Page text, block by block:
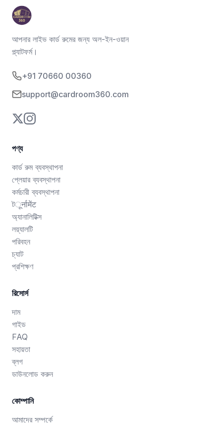
আপনার লাইভ কার্ড রুমের জন্য অল-ইন-ওয়ান
প্ল্যাটফর্ম।
+91 70660 00360
support@cardroom360.com
পণ্য
কার্ড রুম ব্যবস্থাপনা
প্লেয়ার ব্যবস্থাপনা
কর্মচারী ব্যবস্থাপনা
টूर्नामेंट
অ্যানালিটিক্স
লয়্যালটি
পরিবহন
চ্যাট
প্রশিক্ষণ
রিসোর্স
দাম
গাইড
FAQ
সহায়তা
ব্লগ
ডাউনলোড করুন
কোম্পানি
আমাদের সম্পর্কে